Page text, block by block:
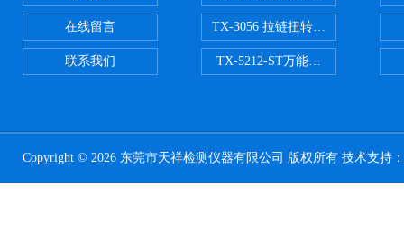
在线留言
联系我们
TX-3056 拉链扭转试验机
TX-5212-ST万能磨耗试验机（
Copyright © 2026 东莞市天祥检测仪器有限公司 版权所有 技术支持：